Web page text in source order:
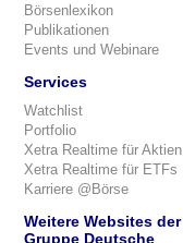
Börsenlexikon
Publikationen
Events und Webinare
Services
Watchlist
Portfolio
Xetra Realtime für Aktien
Xetra Realtime für ETFs
Karriere @Börse
Weitere Websites der
Gruppe Deutsche